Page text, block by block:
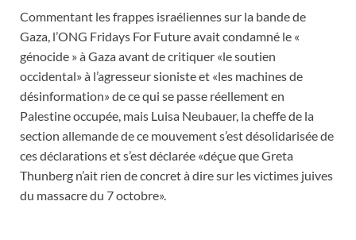
Commentant les frappes israéliennes sur la bande de
Gaza, l’ONG Fridays For Future avait condamné le «
génocide » à Gaza avant de critiquer «le soutien
occidental» à l’agresseur sioniste et «les machines de
désinformation» de ce qui se passe réellement en
Palestine occupée, mais Luisa Neubauer, la cheffe de la
section allemande de ce mouvement s’est désolidarisée de
ces déclarations et s’est déclarée «déçue que Greta
Thunberg n’ait rien de concret à dire sur les victimes juives
du massacre du 7 octobre».